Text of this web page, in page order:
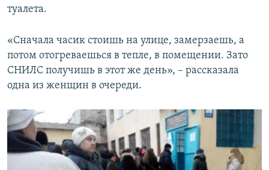
туалета.
«Сначала часик стоишь на улице, замерзаешь, а
потом отогреваешься в тепле, в помещении. Зато
СНИЛС получишь в этот же день», – рассказала
одна из женщин в очереди.